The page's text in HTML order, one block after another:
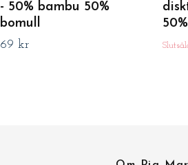
- 50% bambu 50%
bomull
69 kr